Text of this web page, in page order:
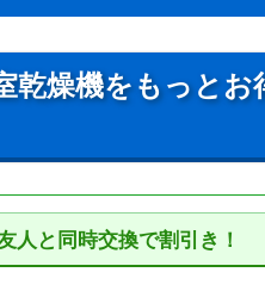
乾燥機をもっと
人と同時交換で割引き！